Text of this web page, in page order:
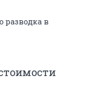
разводка в